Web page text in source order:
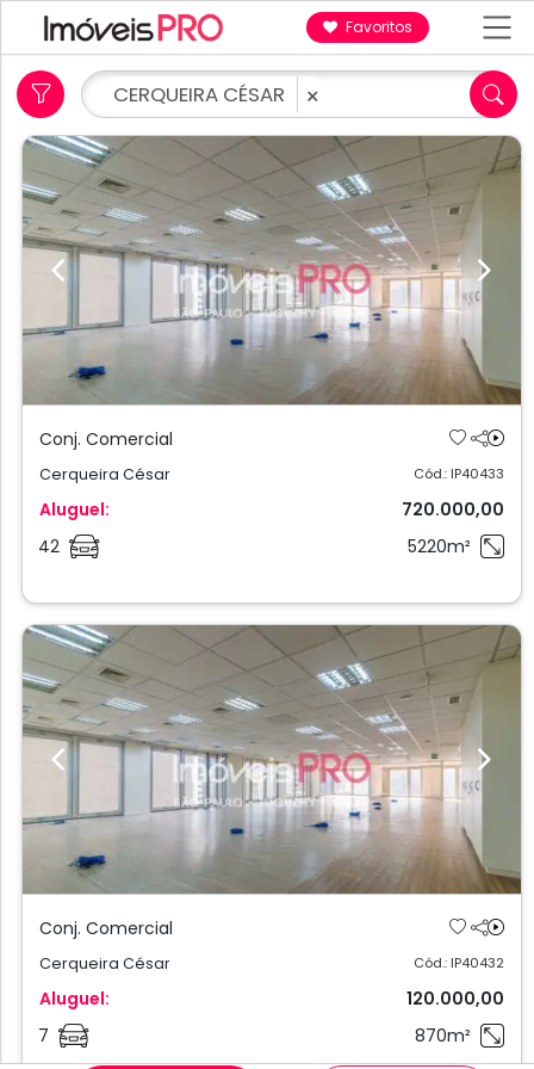
Favoritos
CERQUEIRA CÉSAR ×
Previous Next
Conj. Comercial
Cerqueira César Cód.: IP40433
Aluguel:
720.000,00
42
5220m²
Previous Next
Conj. Comercial
Cerqueira César Cód.: IP40432
Aluguel:
120.000,00
7
870m²